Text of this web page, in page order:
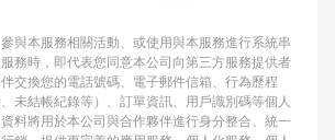
與本服務相關活動、或使用與本服務進行系統串
務時，即代表您同意本公司向第三方服務提供者
交換您的電話號碼、電子郵件信箱、行為歷程
、未結帳紀錄等）、訂單資訊、用戶識別碼等個人
料將用於本公司與合作夥伴進行身分整合、統一